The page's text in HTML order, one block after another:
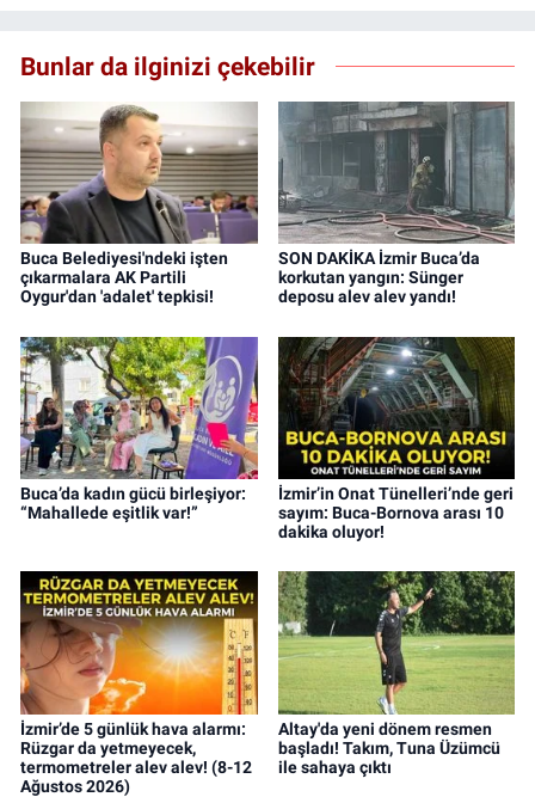
Bunlar da ilginizi çekebilir
Buca Belediyesi'ndeki işten
çıkarmalara AK Partili
Oygur'dan 'adalet' tepkisi!
SON DAKİKA İzmir Buca’da
korkutan yangın: Sünger
deposu alev alev yandı!
Buca’da kadın gücü birleşiyor:
“Mahallede eşitlik var!”
İzmir’in Onat Tünelleri’nde geri
sayım: Buca-Bornova arası 10
dakika oluyor!
İzmir’de 5 günlük hava alarmı:
Rüzgar da yetmeyecek,
termometreler alev alev! (8-12
Ağustos 2026)
Altay'da yeni dönem resmen
başladı! Takım, Tuna Üzümcü
ile sahaya çıktı